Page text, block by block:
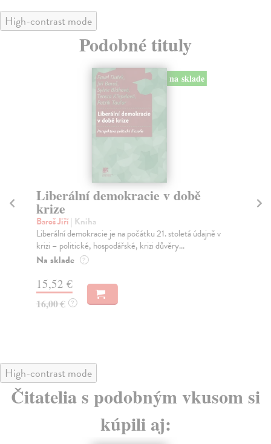
High-contrast mode
Podobné tituly
na sklade
Liberální demokracie v době
krize
Baroš Jiří | Kniha
Liberální demokracie je na počátku 21. stoletá údajně v
krizi – politické, hospodářské, krizi důvěry...
Na sklade ?
15,52 €
16,00 € ?
High-contrast mode
Čitatelia s podobným vkusom si
kúpili aj: